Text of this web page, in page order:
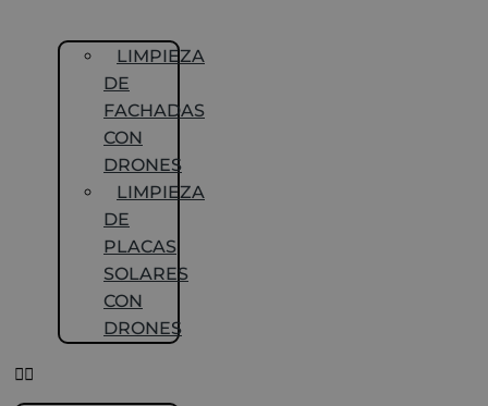
LIMPIEZA
DE
FACHADAS
CON
DRONES
LIMPIEZA
DE
PLACAS
SOLARES
CON
DRONES